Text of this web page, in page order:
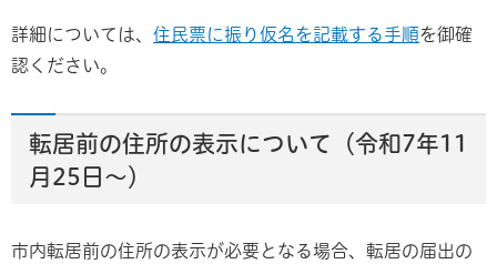
詳細については、 住民票に振り仮名を記載する手順を御確
認ください。
転居前の住所の表示について（令和7年11
月25日～）
市内転居前の住所の表示が必要となる場合、転居の届出の